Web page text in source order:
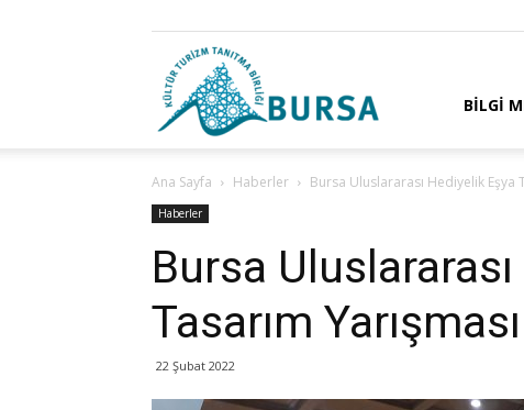
Turizm
BILGI
Ana Sayfa Haberler Bursa Uluslararası Hediyelik Eşya
Haberler
Bursa
Tasarım Yarışması
22 Şubat 2022